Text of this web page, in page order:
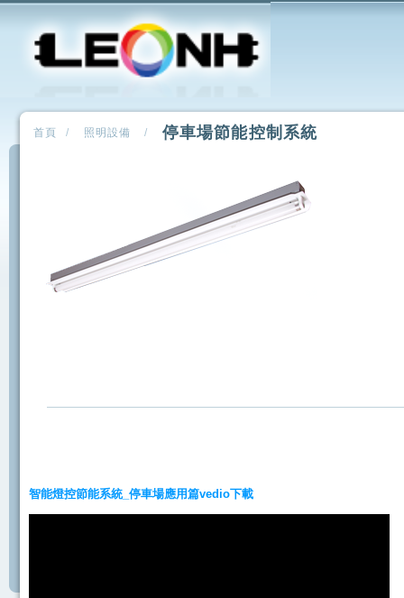
首頁 / 照明設備 / 停車場節能控制系統
智能燈控節能系統_停車場應用篇vedio下載